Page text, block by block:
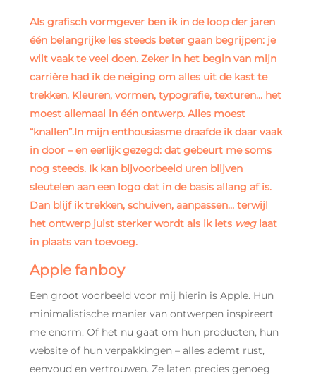
Als grafisch vormgever ben ik in de loop der jaren
één belangrijke les steeds beter gaan begrijpen: je
wilt vaak te veel doen. Zeker in het begin van mijn
carrière had ik de neiging om alles uit de kast te
trekken. Kleuren, vormen, typografie, texturen… het
moest allemaal in één ontwerp. Alles moest
“knallen”.In mijn enthousiasme draafde ik daar vaak
in door – en eerlijk gezegd: dat gebeurt me soms
nog steeds. Ik kan bijvoorbeeld uren blijven
sleutelen aan een logo dat in de basis allang af is.
Dan blijf ik trekken, schuiven, aanpassen… terwijl
het ontwerp juist sterker wordt als ik iets weglaat
in plaats van toevoeg.
Apple fanboy
Een groot voorbeeld voor mij hierin is Apple. Hun
minimalistische manier van ontwerpen inspireert
me enorm. Of het nu gaat om hun producten, hun
website of hun verpakkingen – alles ademt rust,
eenvoud en vertrouwen. Ze laten precies genoeg